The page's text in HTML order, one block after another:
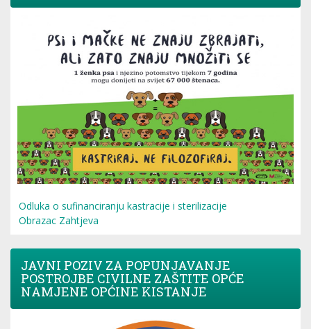
Odluka o sufinanciranju kastracije i sterilizacije
Obrazac Zahtjeva
JAVNI POZIV ZA POPUNJAVANJE
POSTROJBE CIVILNE ZAŠTITE OPĆE
NAMJENE OPĆINE KISTANJE